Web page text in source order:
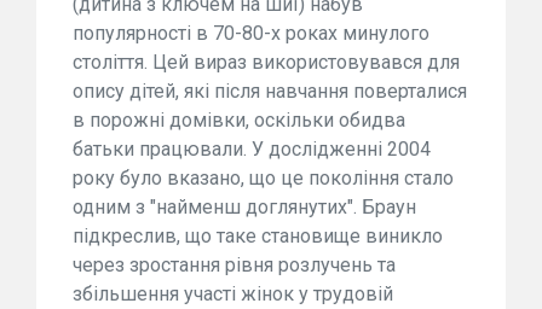
популярності в 70-80-х роках минулого
століття. Цей вираз використовувався для
опису дітей, які після навчання поверталися
в порожні домівки, оскільки обидва
батьки працювали. У дослідженні 2004
року було вказано, що це покоління стало
одним з "найменш доглянутих". Браун
підкреслив, що таке становище виникло
через зростання рівня розлучень та
збільшення участі жінок у трудовій